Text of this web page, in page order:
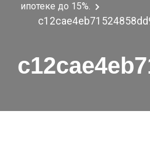
ипотеке до 15%.